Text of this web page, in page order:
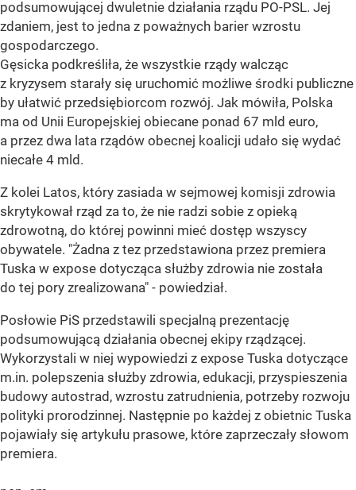
podsumowującej dwuletnie działania rządu PO-PSL. Jej
zdaniem, jest to jedna z poważnych barier wzrostu
gospodarczego.
Gęsicka podkreśliła, że wszystkie rządy walcząc
z kryzysem starały się uruchomić możliwe środki publiczne
by ułatwić przedsiębiorcom rozwój. Jak mówiła, Polska
ma od Unii Europejskiej obiecane ponad 67 mld euro,
a przez dwa lata rządów obecnej koalicji udało się wydać
niecałe 4 mld.
Z kolei Latos, który zasiada w sejmowej komisji zdrowia
skrytykował rząd za to, że nie radzi sobie z opieką
zdrowotną, do której powinni mieć dostęp wszyscy
obywatele. "Żadna z tez przedstawiona przez premiera
Tuska w expose dotycząca służby zdrowia nie została
do tej pory zrealizowana" - powiedział.
Posłowie PiS przedstawili specjalną prezentację
podsumowującą działania obecnej ekipy rządzącej.
Wykorzystali w niej wypowiedzi z expose Tuska dotyczące
m.in. polepszenia służby zdrowia, edukacji, przyspieszenia
budowy autostrad, wzrostu zatrudnienia, potrzeby rozwoju
polityki prorodzinnej. Następnie po każdej z obietnic Tuska
pojawiały się artykułu prasowe, które zaprzeczały słowom
premiera.